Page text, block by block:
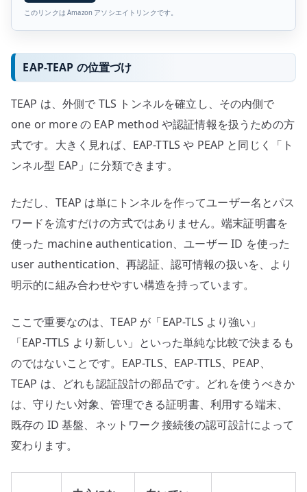
このリンクは Amazon アソシエイトリンクです。
EAP-TEAP の位置づけ
TEAP は、外側で TLS トンネルを確立し、その内側で
one or more の EAP method や認証情報を扱うための方
式です。大きく見れば、EAP-TTLS や PEAP と同じく「ト
ンネル型 EAP」に分類できます。
ただし、TEAP は単にトンネルを作ってユーザー名とパス
ワードを流すだけの方式ではありません。端末証明書を
使った machine authentication、ユーザー ID を使った
user authentication、再認証、認可情報の扱いを、より
明示的に組み合わせやすい構造を持っています。
ここで重要なのは、TEAP が「EAP-TLS より強い」
「EAP-TTLS より新しい」といった単純な比較で決まるも
のではないことです。EAP-TLS、EAP-TTLS、PEAP、
TEAP は、どれも認証設計の部品です。どれを使うべきか
は、守りたい対象、管理できる証明書、利用する端末、
既存の ID 基盤、ネットワーク接続後の認可設計によって
変わります。